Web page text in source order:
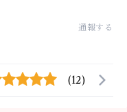
通報する
(12)